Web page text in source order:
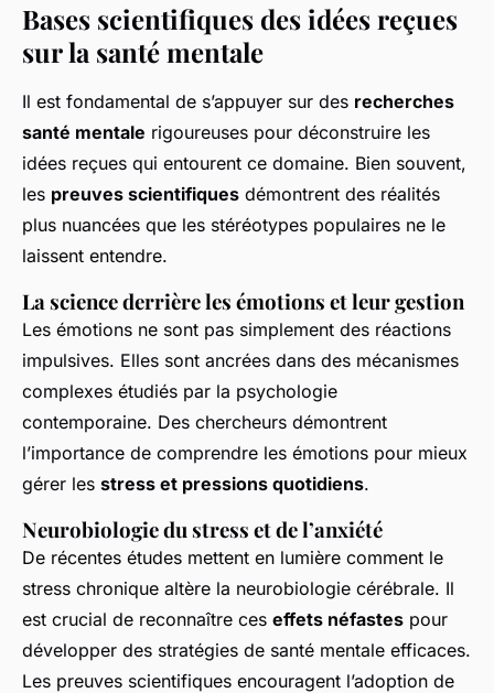
Bases scientifiques des idées reçues
sur la santé mentale
Il est fondamental de s’appuyer sur des recherches
santé mentale rigoureuses pour déconstruire les
idées reçues qui entourent ce domaine. Bien souvent,
les preuves scientifiques démontrent des réalités
plus nuancées que les stéréotypes populaires ne le
laissent entendre.
La science derrière les émotions et leur gestion
Les émotions ne sont pas simplement des réactions
impulsives. Elles sont ancrées dans des mécanismes
complexes étudiés par la psychologie
contemporaine. Des chercheurs démontrent
l’importance de comprendre les émotions pour mieux
gérer les stress et pressions quotidiens.
Neurobiologie du stress et de l’anxiété
De récentes études mettent en lumière comment le
stress chronique altère la neurobiologie cérébrale. Il
est crucial de reconnaître ces effets néfastes pour
développer des stratégies de santé mentale efficaces.
Les preuves scientifiques encouragent l’adoption de